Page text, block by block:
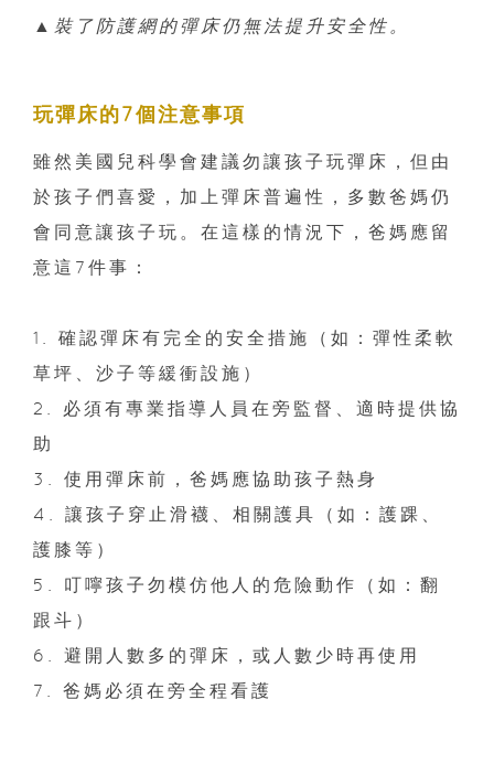
▲裝了防護網的彈床仍無法提升安全性。
玩彈床的7個注意事項
雖然美國兒科學會建議勿讓孩子玩彈床，但由
於孩子們喜愛，加上彈床普遍性，多數爸媽仍
會同意讓孩子玩。在這樣的情況下，爸媽應留
意這7件事：
1. 確認彈床有完全的安全措施（如：彈性柔軟
草坪、沙子等緩衝設施）
2. 必須有專業指導人員在旁監督、適時提供協
助
3. 使用彈床前，爸媽應協助孩子熱身
4. 讓孩子穿止滑襪、相關護具（如：護踝、
護膝等）
5. 叮嚀孩子勿模仿他人的危險動作（如：翻
跟斗）
6. 避開人數多的彈床，或人數少時再使用
7. 爸媽必須在旁全程看護